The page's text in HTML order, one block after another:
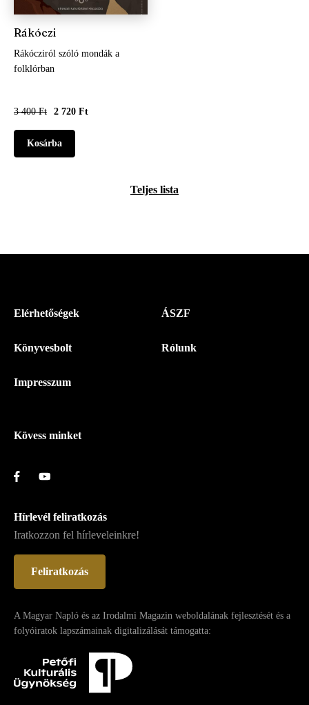
Rákóczi
Rákócziról szóló mondák a
folklórban
3 400 Ft 2 720 Ft
Teljes lista
Menü
Magyar
-
Elérhetőségek
Könyvesbolt
Impresszum
ÁSZF
Rólunk
Kövess minket
Hírlevél feliratkozás
Iratkozzon fel hírleveleinkre!
Feliratkozás
A Magyar Napló és az Irodalmi Magazin weboldalának fejlesztését és a
folyóiratok lapszámainak digitalizálását támogatta: